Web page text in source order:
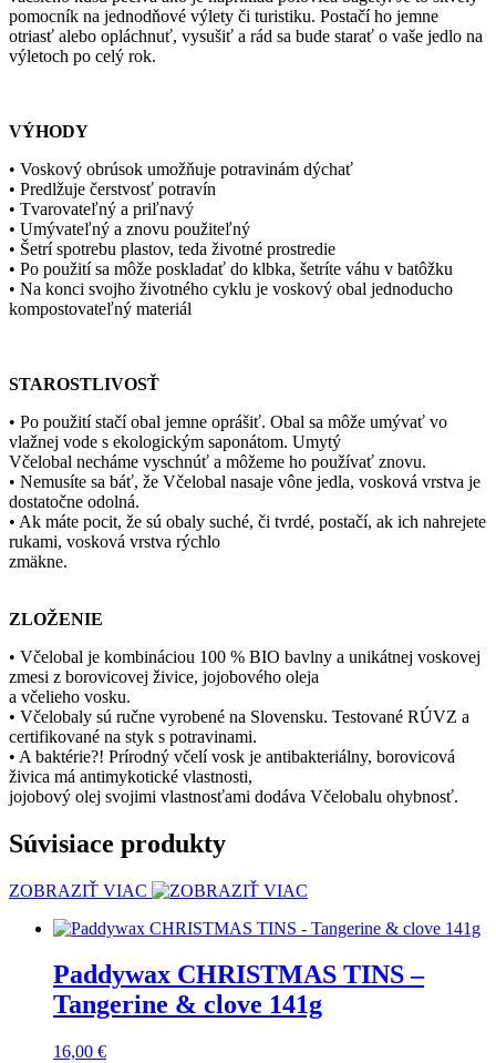
pomocník na jednodňové výlety či turistiku. Postačí ho jemne
otriasť alebo opláchnuť, vysušiť a rád sa bude starať o vaše jedlo na
výletoch po celý rok.
VÝHODY
• Voskový obrúsok umožňuje potravinám dýchať
• Predlžuje čerstvosť potravín
• Tvarovateľný a priľnavý
• Umývateľný a znovu použiteľný
• Šetrí spotrebu plastov, teda životné prostredie
• Po použití sa môže poskladať do klbka, šetríte váhu v batôžku
• Na konci svojho životného cyklu je voskový obal jednoducho
kompostovateľný materiál
STAROSTLIVOSŤ
• Po použití stačí obal jemne oprášiť. Obal sa môže umývať vo
vlažnej vode s ekologickým saponátom. Umytý
Včelobal necháme vyschnúť a môžeme ho používať znovu.
• Nemusíte sa báť, že Včelobal nasaje vône jedla, vosková vrstva je
dostatočne odolná.
• Ak máte pocit, že sú obaly suché, či tvrdé, postačí, ak ich nahrejete
rukami, vosková vrstva rýchlo
zmäkne.
ZLOŽENIE
• Včelobal je kombináciou 100 % BIO bavlny a unikátnej voskovej
zmesi z borovicovej živice, jojobového oleja
a včelieho vosku.
• Včelobaly sú ručne vyrobené na Slovensku. Testované RÚVZ a
certifikované na styk s potravinami.
• A baktérie?! Prírodný včelí vosk je antibakteriálny, borovicová
živica má antimykotické vlastnosti,
jojobový olej svojimi vlastnosťami dodáva Včelobalu ohybnosť.
Súvisiace produkty
ZOBRAZIŤ VIAC
Paddywax CHRISTMAS TINS –
Tangerine & clove 141g
16,00 €